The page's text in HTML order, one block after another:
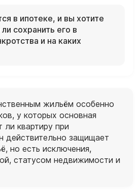
в ипотеке, и вы хотите
сохранить его в
и на каких
жильём особенно
у которых основная
ли квартиру при
действительно защищает
но есть исключения,
статусом недвижимости и